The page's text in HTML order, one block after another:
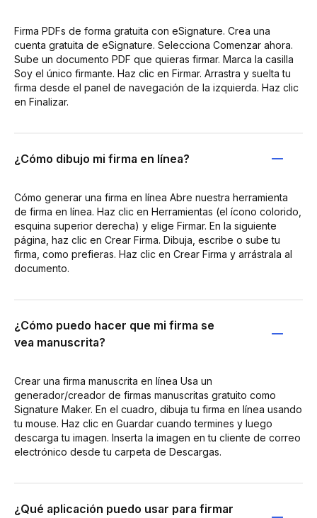
Firma PDFs de forma gratuita con eSignature. Crea una
cuenta gratuita de eSignature. Selecciona Comenzar ahora.
Sube un documento PDF que quieras firmar. Marca la casilla
Soy el único firmante. Haz clic en Firmar. Arrastra y suelta tu
firma desde el panel de navegación de la izquierda. Haz clic
en Finalizar.
¿Cómo dibujo mi firma en línea?
Cómo generar una firma en línea Abre nuestra herramienta
de firma en línea. Haz clic en Herramientas (el ícono colorido,
esquina superior derecha) y elige Firmar. En la siguiente
página, haz clic en Crear Firma. Dibuja, escribe o sube tu
firma, como prefieras. Haz clic en Crear Firma y arrástrala al
documento.
¿Cómo puedo hacer que mi firma se
vea manuscrita?
Crear una firma manuscrita en línea Usa un
generador/creador de firmas manuscritas gratuito como
Signature Maker. En el cuadro, dibuja tu firma en línea usando
tu mouse. Haz clic en Guardar cuando termines y luego
descarga tu imagen. Inserta la imagen en tu cliente de correo
electrónico desde tu carpeta de Descargas.
¿Qué aplicación puedo usar para firmar